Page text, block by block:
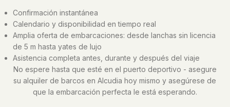
Confirmación instantánea
Calendario y disponibilidad en tiempo real
Amplia oferta de embarcaciones: desde lanchas sin licencia
de 5 m hasta yates de lujo
Asistencia completa antes, durante y después del viaje
No espere hasta que esté en el puerto deportivo - asegure
su alquiler de barcos en Alcudia hoy mismo y asegúrese de
que la embarcación perfecta le está esperando.